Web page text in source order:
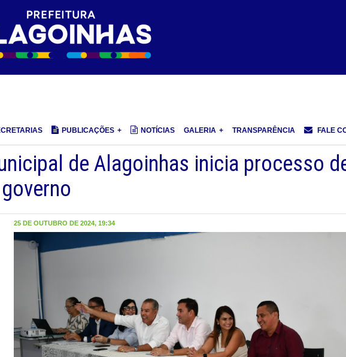
PUBLICAÇÕES NOTÍCIAS GALERIA TRANSPARÊNCIA FALE
de Alagoinhas inicia processo
25 DE OUTUBRO DE 2024, 19:34